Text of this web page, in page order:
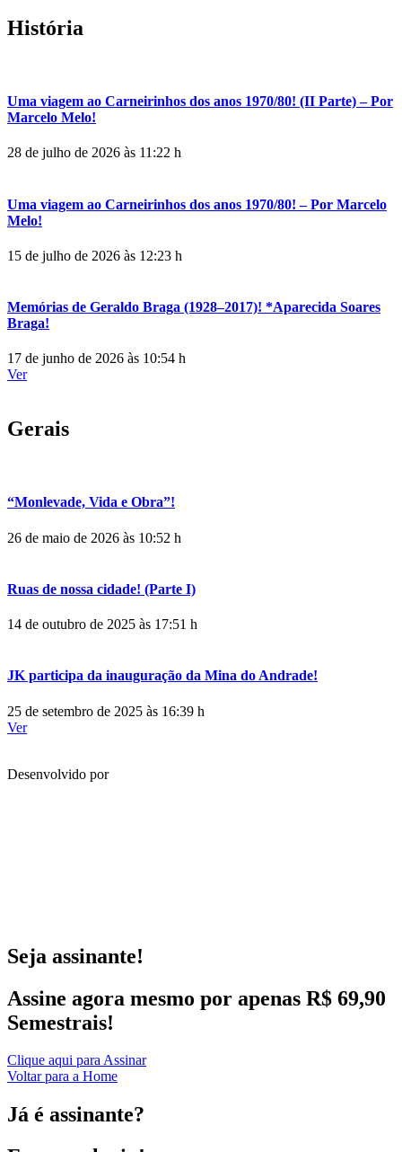
História
Uma viagem ao Carneirinhos dos anos 1970/80! (II Parte) – Por
Marcelo Melo!
28 de julho de 2026 às 11:22 h
Uma viagem ao Carneirinhos dos anos 1970/80! – Por Marcelo
Melo!
15 de julho de 2026 às 12:23 h
Memórias de Geraldo Braga (1928–2017)! *Aparecida Soares
Braga!
17 de junho de 2026 às 10:54 h
Ver
Gerais
“Monlevade, Vida e Obra”!
26 de maio de 2026 às 10:52 h
Ruas de nossa cidade! (Parte I)
14 de outubro de 2025 às 17:51 h
JK participa da inauguração da Mina do Andrade!
25 de setembro de 2025 às 16:39 h
Ver
Desenvolvido por
Seja assinante!
Assine agora mesmo por apenas R$ 69,90
Semestrais!
Clique aqui para Assinar
Voltar para a Home
Já é assinante?